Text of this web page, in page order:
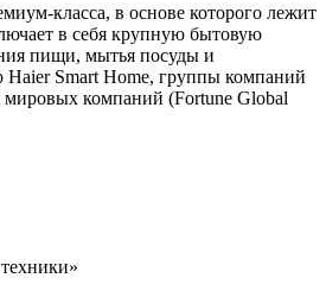
класса, в основе которого лежит
в себя крупную бытовую
пищи, мытья посуды и
Haier Smart Home, группы компаний
компаний (Fortune Global